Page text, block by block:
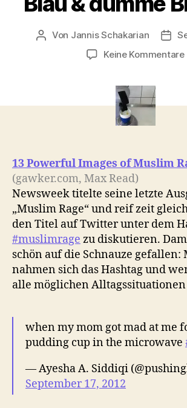
Beitragsautor
Von Jannis Schakarian
Keine Kommentare
13 Powerful Images of Muslim
(gawker.com, Max Read)
Newsweek titelte seine letzte
„Muslim Rage“ und reif zeit
den Titel auf Twitter unter dem
#muslimrage zu diskutieren.
schön auf die Schnauze gefallen:
nahmen sich das Hashtag und
alle möglichen Alltagssituationen
when my mom got mad at me
pudding cup in the microwave
— Ayesha A. Siddiqi
September 17, 2012